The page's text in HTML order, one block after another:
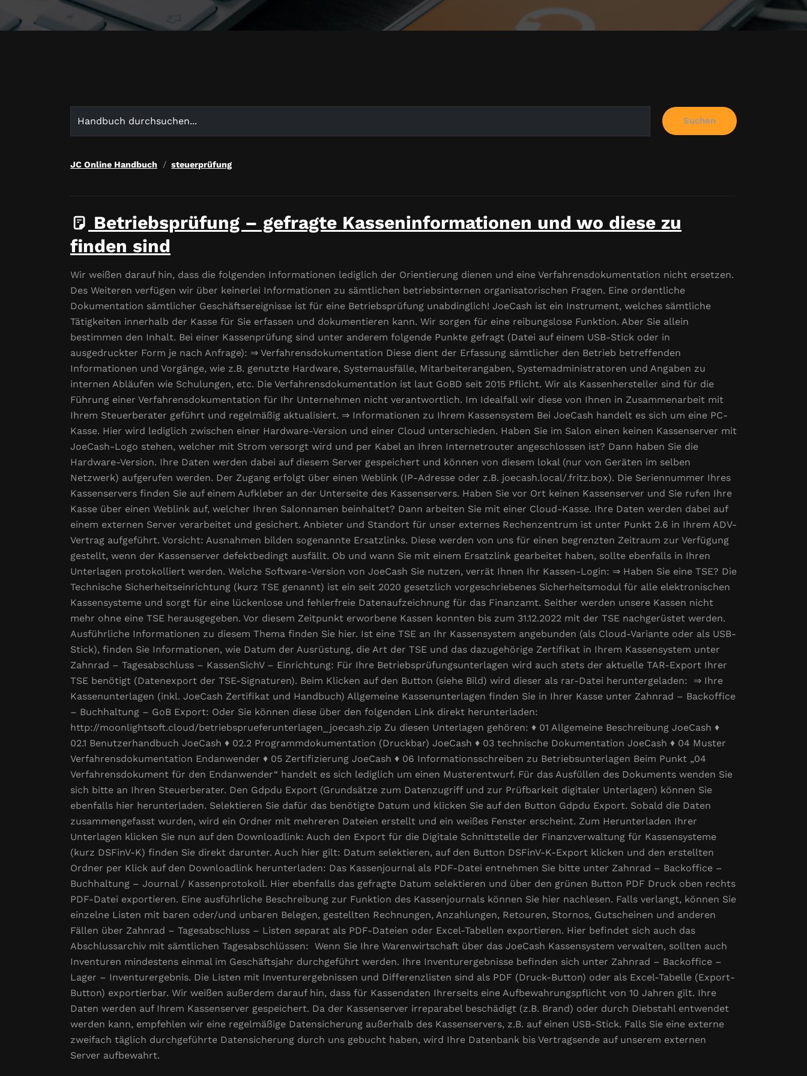
for:
Suchen
JC Online Handbuch steuerprüfung
Betriebsprüfung – gefragte Kasseninformationen und wo diese zu
finden sind
Wir weißen darauf hin, dass die folgenden Informationen lediglich der Orientierung dienen und eine Verfahrensdokumentation nicht ersetzen.
Des Weiteren verfügen wir über keinerlei Informationen zu sämtlichen betriebsinternen organisatorischen Fragen. Eine ordentliche
Dokumentation sämtlicher Geschäftsereignisse ist für eine Betriebsprüfung unabdinglich! JoeCash ist ein Instrument, welches sämtliche
Tätigkeiten innerhalb der Kasse für Sie erfassen und dokumentieren kann. Wir sorgen für eine reibungslose Funktion. Aber Sie allein
bestimmen den Inhalt. Bei einer Kassenprüfung sind unter anderem folgende Punkte gefragt (Datei auf einem USB-Stick oder in
ausgedruckter Form je nach Anfrage): ⇒ Verfahrensdokumentation Diese dient der Erfassung sämtlicher den Betrieb betreffenden
Informationen und Vorgänge, wie z.B. genutzte Hardware, Systemausfälle, Mitarbeiterangaben, Systemadministratoren und Angaben zu
internen Abläufen wie Schulungen, etc. Die Verfahrensdokumentation ist laut GoBD seit 2015 Pflicht. Wir als Kassenhersteller sind für die
Führung einer Verfahrensdokumentation für Ihr Unternehmen nicht verantwortlich. Im Idealfall wir diese von Ihnen in Zusammenarbeit mit
Ihrem Steuerberater geführt und regelmäßig aktualisiert. ⇒ Informationen zu Ihrem Kassensystem Bei JoeCash handelt es sich um eine PC-
Kasse. Hier wird lediglich zwischen einer Hardware-Version und einer Cloud unterschieden. Haben Sie im Salon einen keinen Kassenserver mit
JoeCash-Logo stehen, welcher mit Strom versorgt wird und per Kabel an Ihren Internetrouter angeschlossen ist? Dann haben Sie die
Hardware-Version. Ihre Daten werden dabei auf diesem Server gespeichert und können von diesem lokal (nur von Geräten im selben
Netzwerk) aufgerufen werden. Der Zugang erfolgt über einen Weblink (IP-Adresse oder z.B. joecash.local/.fritz.box). Die Seriennummer Ihres
Kassenservers finden Sie auf einem Aufkleber an der Unterseite des Kassenservers. Haben Sie vor Ort keinen Kassenserver und Sie rufen Ihre
Kasse über einen Weblink auf, welcher Ihren Salonnamen beinhaltet? Dann arbeiten Sie mit einer Cloud-Kasse. Ihre Daten werden dabei auf
einem externen Server verarbeitet und gesichert. Anbieter und Standort für unser externes Rechenzentrum ist unter Punkt 2.6 in Ihrem ADV-
Vertrag aufgeführt. Vorsicht: Ausnahmen bilden sogenannte Ersatzlinks. Diese werden von uns für einen begrenzten Zeitraum zur Verfügung
gestellt, wenn der Kassenserver defektbedingt ausfällt. Ob und wann Sie mit einem Ersatzlink gearbeitet haben, sollte ebenfalls in Ihren
Unterlagen protokolliert werden. Welche Software-Version von JoeCash Sie nutzen, verrät Ihnen Ihr Kassen-Login: ⇒ Haben Sie eine TSE? Die
Technische Sicherheitseinrichtung (kurz TSE genannt) ist ein seit 2020 gesetzlich vorgeschriebenes Sicherheitsmodul für alle elektronischen
Kassensysteme und sorgt für eine lückenlose und fehlerfreie Datenaufzeichnung für das Finanzamt. Seither werden unsere Kassen nicht
mehr ohne eine TSE herausgegeben. Vor diesem Zeitpunkt erworbene Kassen konnten bis zum 31.12.2022 mit der TSE nachgerüstet werden.
Ausführliche Informationen zu diesem Thema finden Sie hier. Ist eine TSE an Ihr Kassensystem angebunden (als Cloud-Variante oder als USB-
Stick), finden Sie Informationen, wie Datum der Ausrüstung, die Art der TSE und das dazugehörige Zertifikat in Ihrem Kassensystem unter
Zahnrad – Tagesabschluss – KassenSichV – Einrichtung: Für Ihre Betriebsprüfungsunterlagen wird auch stets der aktuelle TAR-Export Ihrer
TSE benötigt (Datenexport der TSE-Signaturen). Beim Klicken auf den Button (siehe Bild) wird dieser als rar-Datei heruntergeladen: ⇒ Ihre
Kassenunterlagen (inkl. JoeCash Zertifikat und Handbuch) Allgemeine Kassenunterlagen finden Sie in Ihrer Kasse unter Zahnrad – Backoffice
– Buchhaltung – GoB Export: Oder Sie können diese über den folgenden Link direkt herunterladen:
http://moonlightsoft.cloud/betriebsprueferunterlagen_joecash.zip Zu diesen Unterlagen gehören: ♦ 01 Allgemeine Beschreibung JoeCash ♦
02.1 Benutzerhandbuch JoeCash ♦ 02.2 Programmdokumentation (Druckbar) JoeCash ♦ 03 technische Dokumentation JoeCash ♦ 04 Muster
Verfahrensdokumentation Endanwender ♦ 05 Zertifizierung JoeCash ♦ 06 Informationsschreiben zu Betriebsunterlagen Beim Punkt „04
Verfahrensdokument für den Endanwender“ handelt es sich lediglich um einen Musterentwurf. Für das Ausfüllen des Dokuments wenden Sie
sich bitte an Ihren Steuerberater. Den Gdpdu Export (Grundsätze zum Datenzugriff und zur Prüfbarkeit digitaler Unterlagen) können Sie
ebenfalls hier herunterladen. Selektieren Sie dafür das benötigte Datum und klicken Sie auf den Button Gdpdu Export. Sobald die Daten
zusammengefasst wurden, wird ein Ordner mit mehreren Dateien erstellt und ein weißes Fenster erscheint. Zum Herunterladen Ihrer
Unterlagen klicken Sie nun auf den Downloadlink: Auch den Export für die Digitale Schnittstelle der Finanzverwaltung für Kassensysteme
(kurz DSFinV-K) finden Sie direkt darunter. Auch hier gilt: Datum selektieren, auf den Button DSFinV-K-Export klicken und den erstellten
Ordner per Klick auf den Downloadlink herunterladen: Das Kassenjournal als PDF-Datei entnehmen Sie bitte unter Zahnrad – Backoffice –
Buchhaltung – Journal / Kassenprotokoll. Hier ebenfalls das gefragte Datum selektieren und über den grünen Button PDF Druck oben rechts
PDF-Datei exportieren. Eine ausführliche Beschreibung zur Funktion des Kassenjournals können Sie hier nachlesen. Falls verlangt, können Sie
einzelne Listen mit baren oder/und unbaren Belegen, gestellten Rechnungen, Anzahlungen, Retouren, Stornos, Gutscheinen und anderen
Fällen über Zahnrad – Tagesabschluss – Listen separat als PDF-Dateien oder Excel-Tabellen exportieren. Hier befindet sich auch das
Abschlussarchiv mit sämtlichen Tagesabschlüssen: Wenn Sie Ihre Warenwirtschaft über das JoeCash Kassensystem verwalten, sollten auch
Inventuren mindestens einmal im Geschäftsjahr durchgeführt werden. Ihre Inventurergebnisse befinden sich unter Zahnrad – Backoffice –
Lager – Inventurergebnis. Die Listen mit Inventurergebnissen und Differenzlisten sind als PDF (Druck-Button) oder als Excel-Tabelle (Export-
Button) exportierbar. Wir weißen außerdem darauf hin, dass für Kassendaten Ihrerseits eine Aufbewahrungspflicht von 10 Jahren gilt. Ihre
Daten werden auf Ihrem Kassenserver gespeichert. Da der Kassenserver irreparabel beschädigt (z.B. Brand) oder durch Diebstahl entwendet
werden kann, empfehlen wir eine regelmäßige Datensicherung außerhalb des Kassenservers, z.B. auf einen USB-Stick. Falls Sie eine externe
zweifach täglich durchgeführte Datensicherung durch uns gebucht haben, wird Ihre Datenbank bis Vertragsende auf unserem externen
Server aufbewahrt.